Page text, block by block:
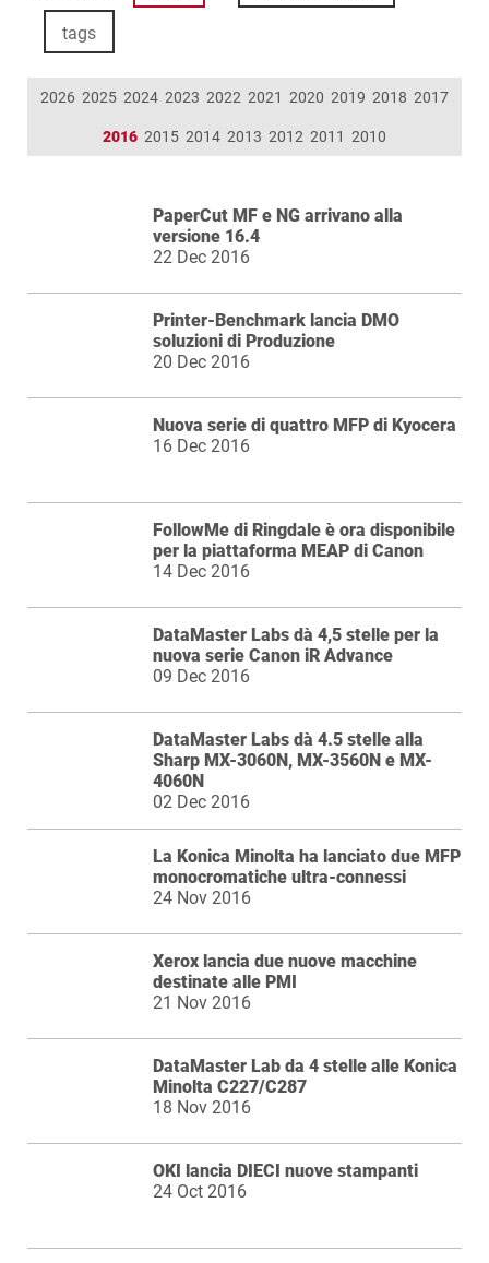
tags
2026 2025 2024 2023 2022 2021 2020 2019 2018 2017
2016 2015 2014 2013 2012 2011 2010
PaperCut MF e NG arrivano alla
versione 16.4
22 Dec 2016
Printer-Benchmark lancia DMO
soluzioni di Produzione
20 Dec 2016
Nuova serie di quattro MFP di Kyocera
16 Dec 2016
FollowMe di Ringdale è ora disponibile
per la piattaforma MEAP di Canon
14 Dec 2016
DataMaster Labs dà 4,5 stelle per la
nuova serie Canon iR Advance
09 Dec 2016
DataMaster Labs dà 4.5 stelle alla
Sharp MX-3060N, MX-3560N e MX-
4060N
02 Dec 2016
La Konica Minolta ha lanciato due MFP
monocromatiche ultra-connessi
24 Nov 2016
Xerox lancia due nuove macchine
destinate alle PMI
21 Nov 2016
DataMaster Lab da 4 stelle alle Konica
Minolta C227/C287
18 Nov 2016
OKI lancia DIECI nuove stampanti
24 Oct 2016